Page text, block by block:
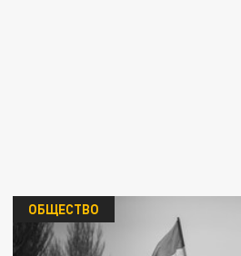
ОБЩЕСТВО